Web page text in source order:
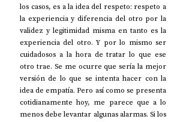
los casos, es a la idea del respeto: respeto a
la experiencia y diferencia del otro por la
validez y legitimidad misma en tanto es la
experiencia del otro. Y por lo mismo ser
cuidadosos a la hora de tratar lo que ese
otro trae. Se me ocurre que sería la mejor
versión de lo que se intenta hacer con la
idea de empatía. Pero así como se presenta
cotidianamente hoy, me parece que a lo
menos debe levantar algunas alarmas. Si los